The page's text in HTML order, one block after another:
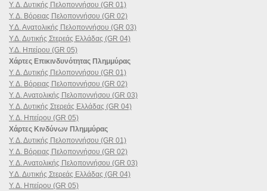
Υ. Δ. Δυτικής Πελοποννήσου (GR 01)
Υ. Δ. Βόρειας Πελοποννήσου (GR 02)
Υ.Δ. Ανατολικής Πελοποννήσου (GR 03)
Υ.Δ. Δυτικής Στερεάς Ελλάδας (GR 04)
Υ.Δ. Ηπείρου (GR 05)
Χάρτες Επικινδυνότητας Πλημμύρας
Υ. Δ. Δυτικής Πελοποννήσου (GR 01)
Υ. Δ. Βόρειας Πελοποννήσου (GR 02)
Υ. Δ. Ανατολικής Πελοποννήσου (GR 03)
Υ. Δ. Δυτικής Στερεάς Ελλάδας (GR 04)
Υ. Δ. Ηπείρου (GR 05)
Χάρτες Κινδύνων Πλημμύρας
Υ. Δ. Δυτικής Πελοποννήσου (GR 01)
Υ. Δ. Βόρειας Πελοποννήσου (GR 02)
Υ. Δ. Ανατολικής Πελοποννήσου (GR 03)
Υ.Δ. Δυτικής Στερεάς Ελλάδας (GR 04)
Υ. Δ. Ηπείρου (GR 05)